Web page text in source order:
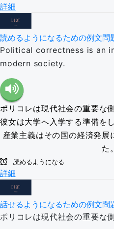
詳細
読めるようになるための例文問
Political correctness is an
modern society.
ポリコレは現代社会の重要な
彼女は大学へ入学する準備を
産業主義はその国の経済発展
た。
読めるようになる
詳細
話せるようになるための例文問
ポリコレは現代社会の重要な